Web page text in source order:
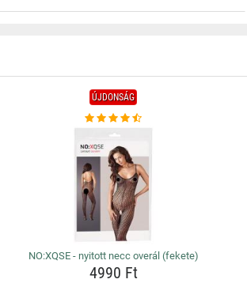
ÚJDONSÁG
NO:XQSE - nyitott necc overál (fekete)
4990 Ft